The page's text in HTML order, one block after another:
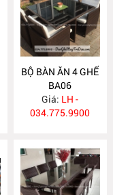
BỘ BÀN ĂN 4 GHẾ
BA06
Giá: LH -
034.775.9900